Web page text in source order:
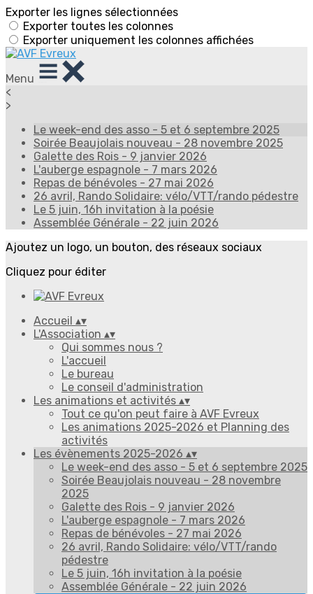
Exporter les lignes sélectionnées
Exporter toutes les colonnes
Exporter uniquement les colonnes affichées
Menu
<
>
Le week-end des asso - 5 et 6 septembre 2025
Soirée Beaujolais nouveau - 28 novembre 2025
Galette des Rois - 9 janvier 2026
L'auberge espagnole - 7 mars 2026
Repas de bénévoles - 27 mai 2026
26 avril, Rando Solidaire: vélo/VTT/rando pédestre
Le 5 juin, 16h invitation à la poésie
Assemblée Générale - 22 juin 2026
Ajoutez un logo, un bouton, des réseaux sociaux
Cliquez pour éditer
Accueil ▴▾
L'Association ▴▾
Qui sommes nous ?
L'accueil
Le bureau
Le conseil d'administration
Les animations et activités ▴▾
Tout ce qu'on peut faire à AVF Evreux
Les animations 2025-2026 et Planning des
activités
Les évènements 2025-2026 ▴▾
Le week-end des asso - 5 et 6 septembre 2025
Soirée Beaujolais nouveau - 28 novembre
2025
Galette des Rois - 9 janvier 2026
L'auberge espagnole - 7 mars 2026
Repas de bénévoles - 27 mai 2026
26 avril, Rando Solidaire: vélo/VTT/rando
pédestre
Le 5 juin, 16h invitation à la poésie
Assemblée Générale - 22 juin 2026